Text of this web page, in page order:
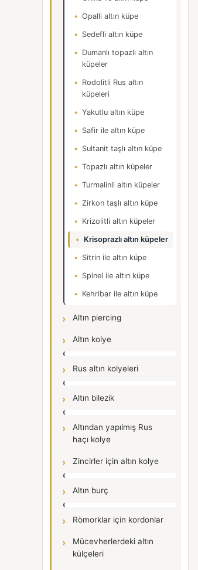
Opalli altın küpe
Sedefli altın küpe
Dumanlı topazlı altın
küpeler
Rodolitli Rus altın
küpeleri
Yakutlu altın küpe
Safir ile altın küpe
Sultanit taşlı altın küpe
Topazlı altın küpeler
Turmalinli altın küpeler
Zirkon taşlı altın küpe
Krizolitli altın küpeler
Krisoprazlı altın küpeler
Sitrin ile altın küpe
Spinel ile altın küpe
Kehribar ile altın küpe
Altın piercing
Altın kolye
Rus altın kolyeleri
Altın bilezik
Altından yapılmış Rus
haçı kolye
Zincirler için altın kolye
Altın burç
Römorklar için kordonlar
Mücevherlerdeki altın
külçeleri